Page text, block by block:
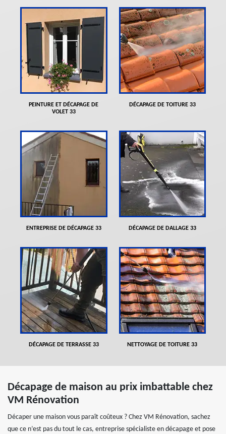
PEINTURE ET DÉCAPAGE DE
VOLET 33
DÉCAPAGE DE TOITURE 33
ENTREPRISE DE DÉCAPAGE 33 DÉCAPAGE DE DALLAGE 33
DÉCAPAGE DE TERRASSE 33 NETTOYAGE DE TOITURE 33
Décapage de maison au prix imbattable chez
VM Rénovation
Décaper une maison vous paraît coûteux ? Chez VM Rénovation, sachez
que ce n’est pas du tout le cas, entreprise spécialiste en décapage et pose